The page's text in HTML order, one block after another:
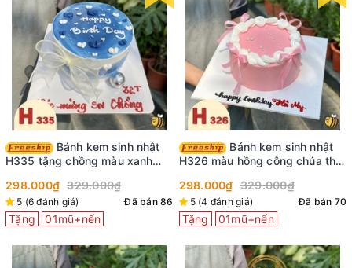
Bánh kem sinh nhật
H335 tặng chồng màu xanh
298.000₫ 329.000₫
5 (6 đánh giá) Đã bán 86
Tặng 01mũ+nến
H326 màu hồng công chúa thắt
298.000₫ 329.000₫
5 (4 đánh giá) Đã bán 70
Tặng 01mũ+nến